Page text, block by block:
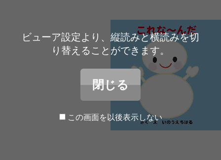
ビューア設定より、縦読みと横読みを切
り替えることができます。
閉じる
この画面を以後表示しない